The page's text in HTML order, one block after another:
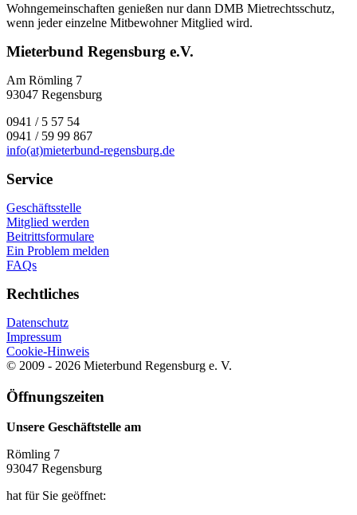
Wohngemeinschaften genießen nur dann DMB Mietrechtsschutz,
wenn jeder einzelne Mitbewohner Mitglied wird.
Mieterbund Regensburg e.V.
Am Römling 7
93047 Regensburg
0941 / 5 57 54
0941 / 59 99 867
info(at)mieterbund-regensburg.de
Service
Geschäftsstelle
Mitglied werden
Beitrittsformulare
Ein Problem melden
FAQs
Rechtliches
Datenschutz
Impressum
Cookie-Hinweis
© 2009 - 2026 Mieterbund Regensburg e. V.
Öffnungszeiten
Unsere Geschäftstelle am
Römling 7
93047 Regensburg
hat für Sie geöffnet: